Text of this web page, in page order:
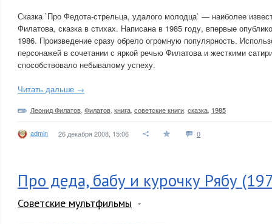
Сказка `Про Федота-стрельца, удалого молодца` — наиболее
Филатова, сказка в стихах. Написана в 1985 году, впервые
1986. Произведение сразу обрело огромную популярность.
персонажей в сочетании с яркой речью Филатова и жесткими
способствовало небывалому успеху.
Читать дальше →
Леонид Филатов Филатов книга советские книги сказка 1985
admin 26 декабря 2008, 15:06 0
Про деда, бабу и курочку Рябу
Советские мультфильмы